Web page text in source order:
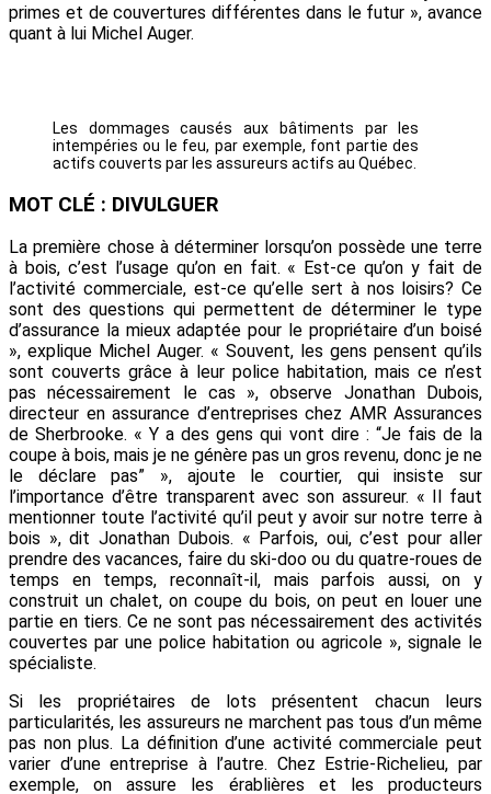
primes et de couvertures différentes dans le futur », avance
quant à lui Michel Auger.
Les dommages causés aux bâtiments par les
intempéries ou le feu, par exemple, font partie des
actifs couverts par les assureurs actifs au Québec.
MOT CLÉ : DIVULGUER
La première chose à déterminer lorsqu’on possède une terre
à bois, c’est l’usage qu’on en fait. « Est-ce qu’on y fait de
l’activité commerciale, est-ce qu’elle sert à nos loisirs? Ce
sont des questions qui permettent de déterminer le type
d’assurance la mieux adaptée pour le propriétaire d’un boisé
», explique Michel Auger. « Souvent, les gens pensent qu’ils
sont couverts grâce à leur police habitation, mais ce n’est
pas nécessairement le cas », observe Jonathan Dubois,
directeur en assurance d’entreprises chez AMR Assurances
de Sherbrooke. « Y a des gens qui vont dire : “Je fais de la
coupe à bois, mais je ne génère pas un gros revenu, donc je ne
le déclare pas” », ajoute le courtier, qui insiste sur
l’importance d’être transparent avec son assureur. « Il faut
mentionner toute l’activité qu’il peut y avoir sur notre terre à
bois », dit Jonathan Dubois. « Parfois, oui, c’est pour aller
prendre des vacances, faire du ski-doo ou du quatre-roues de
temps en temps, reconnaît-il, mais parfois aussi, on y
construit un chalet, on coupe du bois, on peut en louer une
partie en tiers. Ce ne sont pas nécessairement des activités
couvertes par une police habitation ou agricole », signale le
spécialiste.
Si les propriétaires de lots présentent chacun leurs
particularités, les assureurs ne marchent pas tous d’un même
pas non plus. La définition d’une activité commerciale peut
varier d’une entreprise à l’autre. Chez Estrie-Richelieu, par
exemple, on assure les érablières et les producteurs